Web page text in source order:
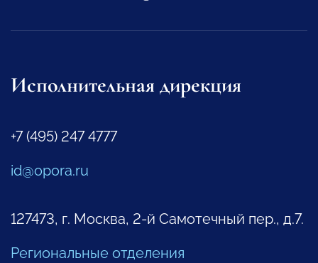
Исполнительная дирекция
+7 (495) 247 4777
id@opora.ru
127473, г. Москва, 2-й Самотечный пер., д.7.
Региональные отделения